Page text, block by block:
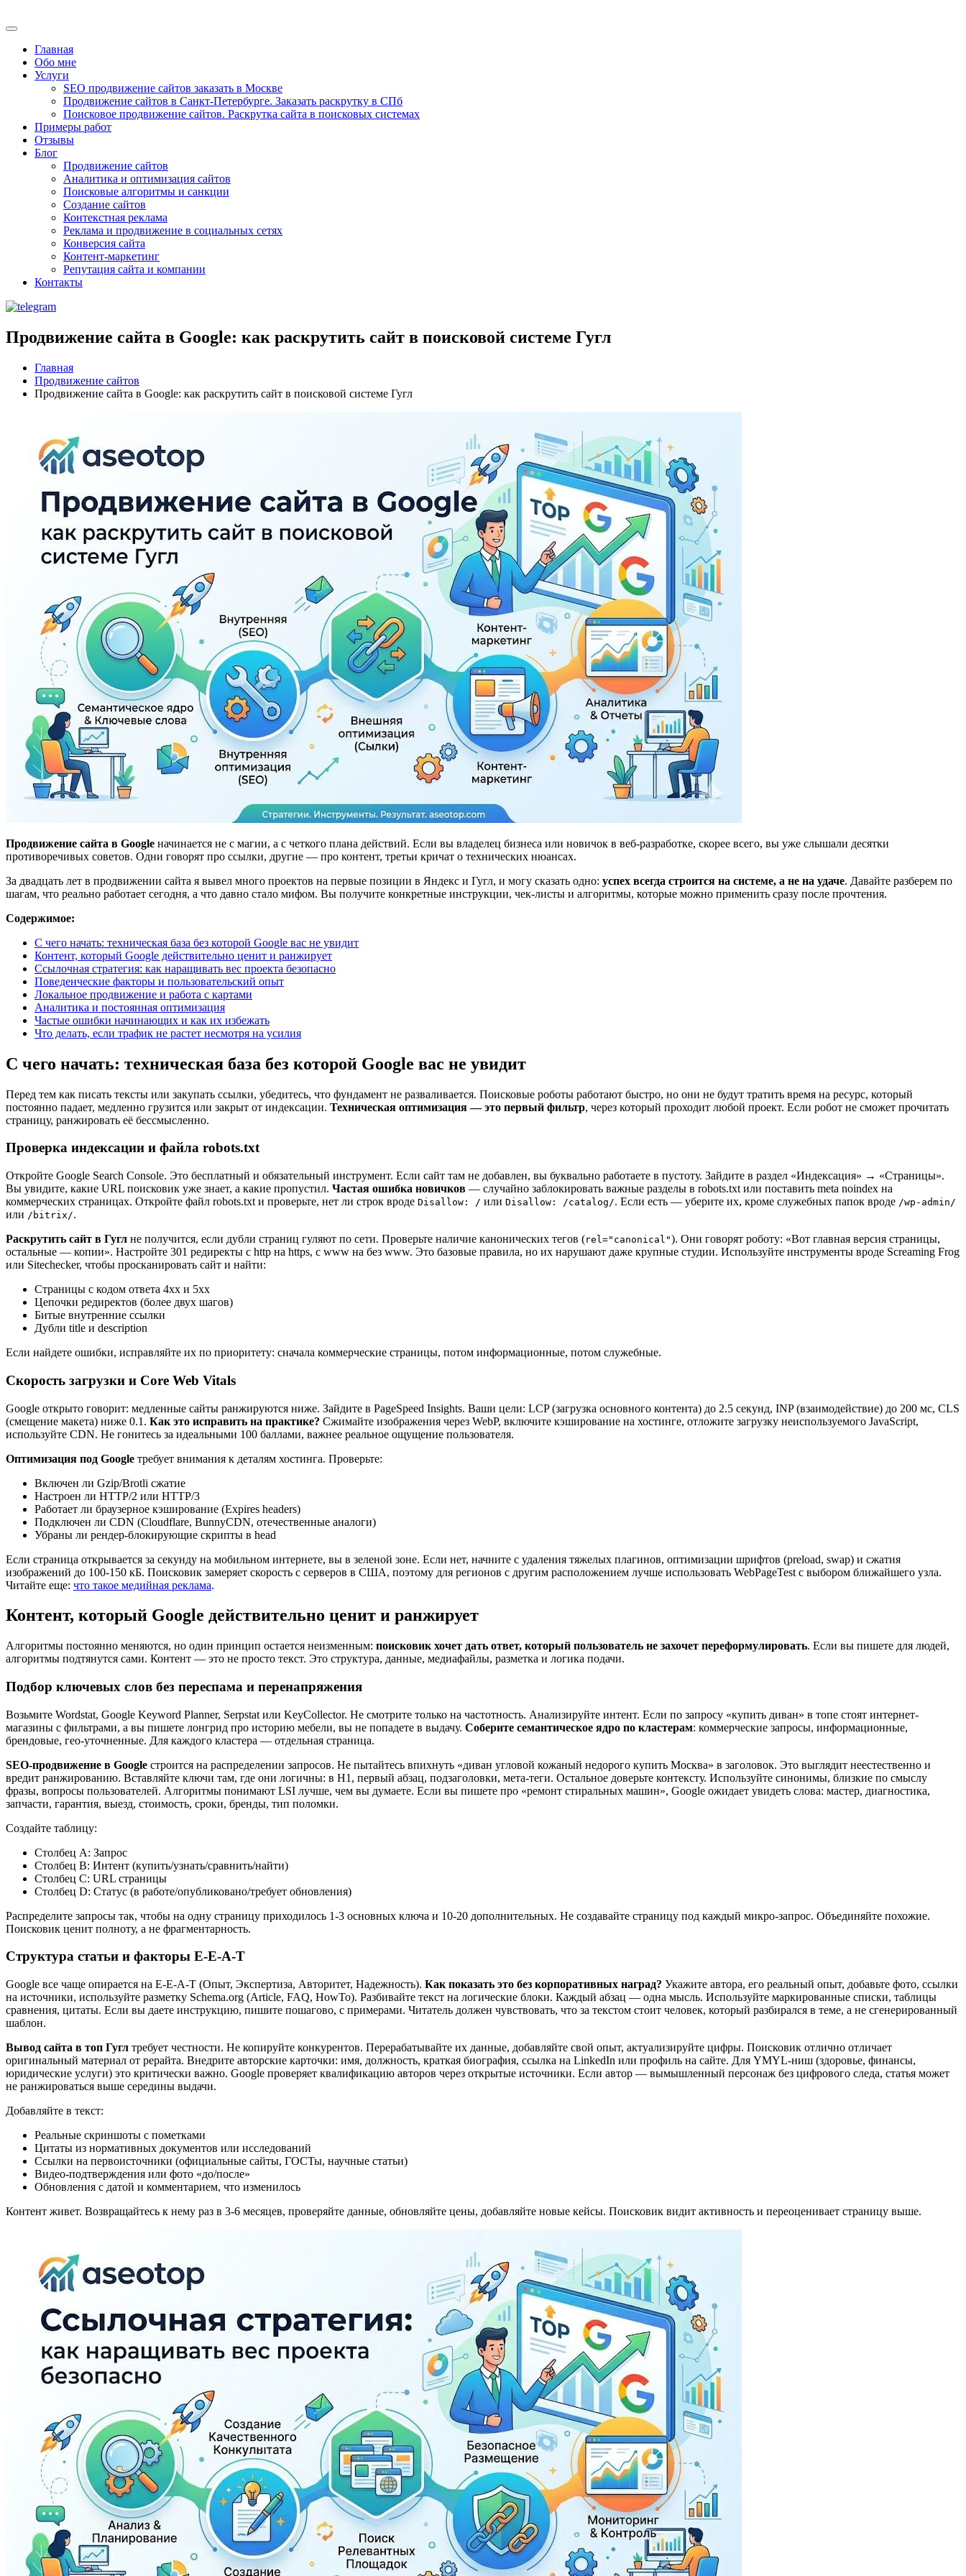
Главная
Обо мне
Услуги
SEO продвижение сайтов заказать в Москве
Продвижение сайтов в Санкт-Петербурге. Заказать раскрутку в СПб
Поисковое продвижение сайтов. Раскрутка сайта в поисковых системах
Примеры работ
Отзывы
Блог
Продвижение сайтов
Аналитика и оптимизация сайтов
Поисковые алгоритмы и санкции
Создание сайтов
Контекстная реклама
Реклама и продвижение в социальных сетях
Конверсия сайта
Контент-маркетинг
Репутация сайта и компании
Контакты
Продвижение сайта в Google: как раскрутить сайт в поисковой системе Гугл
Главная
Продвижение сайтов
Продвижение сайта в Google: как раскрутить сайт в поисковой системе Гугл
Продвижение сайта в Google начинается не с магии, а с четкого плана действий. Если вы владелец бизнеса или новичок в веб-разработке, скорее всего, вы уже слышали десятки
противоречивых советов. Одни говорят про ссылки, другие — про контент, третьи кричат о технических нюансах.
За двадцать лет в продвижении сайта я вывел много проектов на первые позиции в Яндекс и Гугл, и могу сказать одно: успех всегда строится на системе, а не на удаче. Давайте разберем по
шагам, что реально работает сегодня, а что давно стало мифом. Вы получите конкретные инструкции, чек-листы и алгоритмы, которые можно применить сразу после прочтения.
Содержимое:
С чего начать: техническая база без которой Google вас не увидит
Контент, который Google действительно ценит и ранжирует
Ссылочная стратегия: как наращивать вес проекта безопасно
Поведенческие факторы и пользовательский опыт
Локальное продвижение и работа с картами
Аналитика и постоянная оптимизация
Частые ошибки начинающих и как их избежать
Что делать, если трафик не растет несмотря на усилия
С чего начать: техническая база без которой Google вас не увидит
Перед тем как писать тексты или закупать ссылки, убедитесь, что фундамент не разваливается. Поисковые роботы работают быстро, но они не будут тратить время на ресурс, который
постоянно падает, медленно грузится или закрыт от индексации. Техническая оптимизация — это первый фильтр, через который проходит любой проект. Если робот не сможет прочитать
страницу, ранжировать её бессмысленно.
Проверка индексации и файла robots.txt
Откройте Google Search Console. Это бесплатный и обязательный инструмент. Если сайт там не добавлен, вы буквально работаете в пустоту. Зайдите в раздел «Индексация» → «Страницы».
Вы увидите, какие URL поисковик уже знает, а какие пропустил. Частая ошибка новичков — случайно заблокировать важные разделы в robots.txt или поставить meta noindex на
коммерческих страницах. Откройте файл robots.txt и проверьте, нет ли строк вроде Disallow: / или Disallow: /catalog/. Если есть — уберите их, кроме служебных папок вроде /wp-admin/
или /bitrix/.
Раскрутить сайт в Гугл не получится, если дубли страниц гуляют по сети. Проверьте наличие канонических тегов (rel="canonical"). Они говорят роботу: «Вот главная версия страницы,
остальные — копии». Настройте 301 редиректы с http на https, с www на без www. Это базовые правила, но их нарушают даже крупные студии. Используйте инструменты вроде Screaming Frog
или Sitechecker, чтобы просканировать сайт и найти:
Страницы с кодом ответа 4xx и 5xx
Цепочки редиректов (более двух шагов)
Битые внутренние ссылки
Дубли title и description
Если найдете ошибки, исправляйте их по приоритету: сначала коммерческие страницы, потом информационные, потом служебные.
Скорость загрузки и Core Web Vitals
Google открыто говорит: медленные сайты ранжируются ниже. Зайдите в PageSpeed Insights. Ваши цели: LCP (загрузка основного контента) до 2.5 секунд, INP (взаимодействие) до 200 мс, CLS
(смещение макета) ниже 0.1. Как это исправить на практике? Сжимайте изображения через WebP, включите кэширование на хостинге, отложите загрузку неиспользуемого JavaScript,
используйте CDN. Не гонитесь за идеальными 100 баллами, важнее реальное ощущение пользователя.
Оптимизация под Google требует внимания к деталям хостинга. Проверьте:
Включен ли Gzip/Brotli сжатие
Настроен ли HTTP/2 или HTTP/3
Работает ли браузерное кэширование (Expires headers)
Подключен ли CDN (Cloudflare, BunnyCDN, отечественные аналоги)
Убраны ли рендер-блокирующие скрипты в head
Если страница открывается за секунду на мобильном интернете, вы в зеленой зоне. Если нет, начните с удаления тяжелых плагинов, оптимизации шрифтов (preload, swap) и сжатия
изображений до 100-150 кБ. Поисковик замеряет скорость с серверов в США, поэтому для регионов с другим расположением лучше использовать WebPageTest с выбором ближайшего узла.
Читайте еще: что такое медийная реклама.
Контент, который Google действительно ценит и ранжирует
Алгоритмы постоянно меняются, но один принцип остается неизменным: поисковик хочет дать ответ, который пользователь не захочет переформулировать. Если вы пишете для людей,
алгоритмы подтянутся сами. Контент — это не просто текст. Это структура, данные, медиафайлы, разметка и логика подачи.
Подбор ключевых слов без переспама и перенапряжения
Возьмите Wordstat, Google Keyword Planner, Serpstat или KeyCollector. Не смотрите только на частотность. Анализируйте интент. Если по запросу «купить диван» в топе стоят интернет-
магазины с фильтрами, а вы пишете лонгрид про историю мебели, вы не попадете в выдачу. Соберите семантическое ядро по кластерам: коммерческие запросы, информационные,
брендовые, гео-уточненные. Для каждого кластера — отдельная страница.
SEO-продвижение в Google строится на распределении запросов. Не пытайтесь впихнуть «диван угловой кожаный недорого купить Москва» в заголовок. Это выглядит неестественно и
вредит ранжированию. Вставляйте ключи там, где они логичны: в H1, первый абзац, подзаголовки, мета-теги. Остальное доверьте контексту. Используйте синонимы, близкие по смыслу
фразы, вопросы пользователей. Алгоритмы понимают LSI лучше, чем вы думаете. Если вы пишете про «ремонт стиральных машин», Google ожидает увидеть слова: мастер, диагностика,
запчасти, гарантия, выезд, стоимость, сроки, бренды, тип поломки.
Создайте таблицу:
Столбец А: Запрос
Столбец B: Интент (купить/узнать/сравнить/найти)
Столбец C: URL страницы
Столбец D: Статус (в работе/опубликовано/требует обновления)
Распределите запросы так, чтобы на одну страницу приходилось 1-3 основных ключа и 10-20 дополнительных. Не создавайте страницу под каждый микро-запрос. Объединяйте похожие.
Поисковик ценит полноту, а не фрагментарность.
Структура статьи и факторы E-E-A-T
Google все чаще опирается на E-E-A-T (Опыт, Экспертиза, Авторитет, Надежность). Как показать это без корпоративных наград? Укажите автора, его реальный опыт, добавьте фото, ссылки
на источники, используйте разметку Schema.org (Article, FAQ, HowTo). Разбивайте текст на логические блоки. Каждый абзац — одна мысль. Используйте маркированные списки, таблицы
сравнения, цитаты. Если вы даете инструкцию, пишите пошагово, с примерами. Читатель должен чувствовать, что за текстом стоит человек, который разбирался в теме, а не сгенерированный
шаблон.
Вывод сайта в топ Гугл требует честности. Не копируйте конкурентов. Перерабатывайте их данные, добавляйте свой опыт, актуализируйте цифры. Поисковик отлично отличает
оригинальный материал от рерайта. Внедрите авторские карточки: имя, должность, краткая биография, ссылка на LinkedIn или профиль на сайте. Для YMYL-ниш (здоровье, финансы,
юридические услуги) это критически важно. Google проверяет квалификацию авторов через открытые источники. Если автор — вымышленный персонаж без цифрового следа, статья может
не ранжироваться выше середины выдачи.
Добавляйте в текст:
Реальные скриншоты с пометками
Цитаты из нормативных документов или исследований
Ссылки на первоисточники (официальные сайты, ГОСТы, научные статьи)
Видео-подтверждения или фото «до/после»
Обновления с датой и комментарием, что изменилось
Контент живет. Возвращайтесь к нему раз в 3-6 месяцев, проверяйте данные, обновляйте цены, добавляйте новые кейсы. Поисковик видит активность и переоценивает страницу выше.